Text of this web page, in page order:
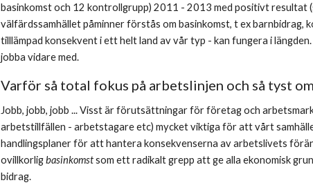
basinkomst och 12 kontrollgrupp) 2011 - 2013 med positivt resultat
välfärdssamhället påminner förstås om basinkomst, t ex
tilllämpad konsekvent i ett helt land av vår typ - kan fungera i
jobba vidare med.
Varför så total fokus på arbetslinjen och så tyst
Jobb, jobb, jobb ... Visst är förutsättningar för företag och
arbetstillfällen - arbetstagare etc) mycket viktiga för att vårt
handlingsplaner för att hantera konsekvenserna av arbetslivets
ovillkorlig basinkomst som ett radikalt grepp att ge alla ekonomisk
bidrag.